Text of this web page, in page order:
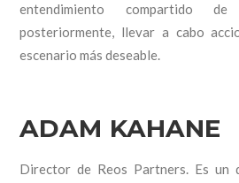
entendimiento compartido
posteriormente, llevar a cabo
escenario más deseable.
ADAM KAHANE
Director de Reos Partners. Es un